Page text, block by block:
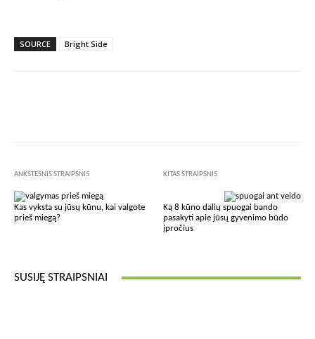
SOURCE Bright Side
ANKSTESNIS STRAIPSNIS
Kas vyksta su jūsų kūnu, kai valgote
prieš miegą?
KITAS STRAIPSNIS
Ką 8 kūno dalių spuogai bando
pasakyti apie jūsų gyvenimo būdo
įpročius
SUSIJĘ STRAIPSNIAI